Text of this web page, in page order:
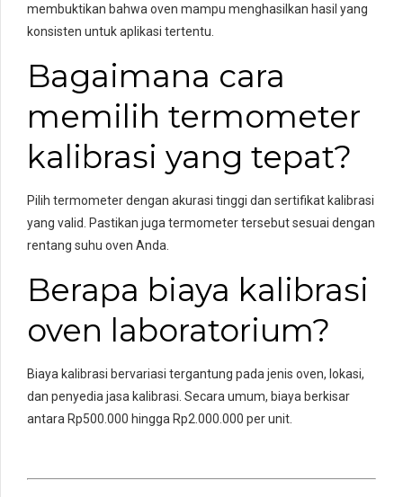
membuktikan bahwa oven mampu menghasilkan hasil yang
konsisten untuk aplikasi tertentu.
Bagaimana cara
memilih termometer
kalibrasi yang tepat?
Pilih termometer dengan akurasi tinggi dan sertifikat kalibrasi
yang valid. Pastikan juga termometer tersebut sesuai dengan
rentang suhu oven Anda.
Berapa biaya kalibrasi
oven laboratorium?
Biaya kalibrasi bervariasi tergantung pada jenis oven, lokasi,
dan penyedia jasa kalibrasi. Secara umum, biaya berkisar
antara Rp500.000 hingga Rp2.000.000 per unit.